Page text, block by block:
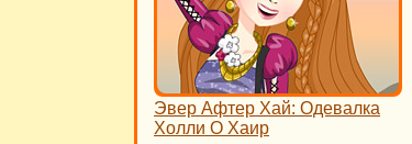
Эвер Афтер Хай: Одевалка
Холли О Хаир